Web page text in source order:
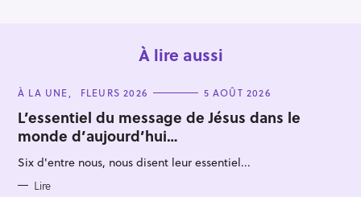
À lire aussi
C
T
E
G
O
I
S
À LA UNE FLEURS 2026 5 AOÛT 2026
L’essentiel du message de Jésus dans le
monde d’aujourd’hui…
Six d'entre nous, nous disent leur essentiel...
Lire